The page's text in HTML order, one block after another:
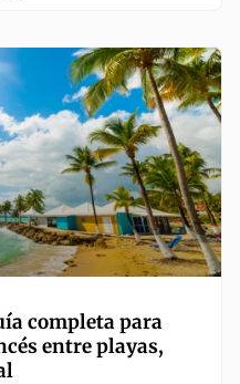
completa para
entre playas,